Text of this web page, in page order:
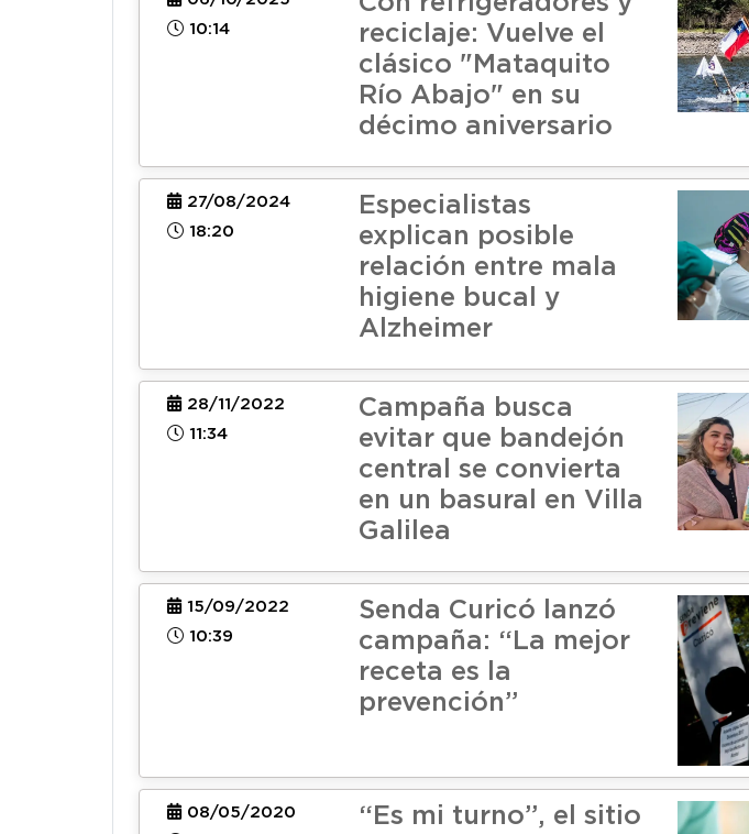
10:14
reciclaje: Vuelve el
clásico "Mataquito
Río Abajo" en su
décimo aniversario
27/08/2024
18:20
Especialistas
explican posible
relación entre mala
higiene bucal y
Alzheimer
28/11/2022
11:34
Campaña busca
evitar que bandejón
central se convierta
en un basural en Villa
Galilea
15/09/2022
10:39
Senda Curicó lanzó
campaña: “La mejor
receta es la
prevención”
08/05/2020
“Es mi turno”, el sitio